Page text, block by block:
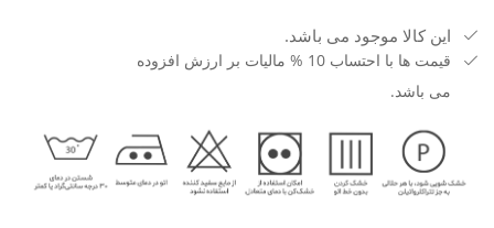
این کالا موجود می باشد.
قیمت ها با احتساب 10 % مالیات بر ارزش افزوده
می باشد.